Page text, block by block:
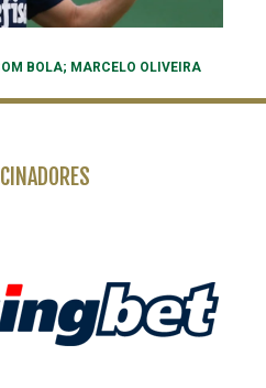
BOLA; MARCELO OLIVEIRA